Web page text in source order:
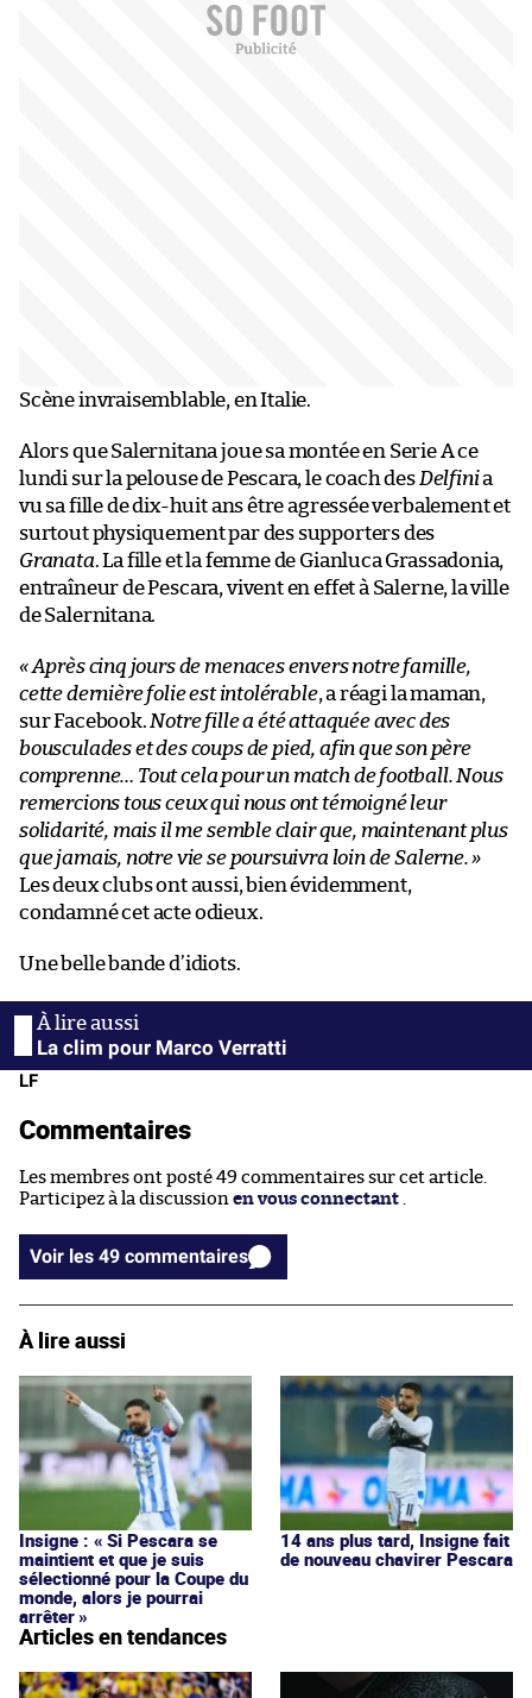
Scène invraisemblable, en Italie.
Alors que Salernitana joue sa montée en Serie A ce
lundi sur la pelouse de Pescara, le coach des Delfinia
vu sa fille de dix-huit ans être agressée verbalement et
surtout physiquement par des supporters des
Granata. La fille et la femme de Gianluca Grassadonia,
entraîneur de Pescara, vivent en effet à Salerne, la ville
de Salernitana.
« Après cinq jours de menaces envers notre famille,
cette dernière folie est intolérable, a réagi la maman,
sur Facebook. Notre fille a été attaquée avec des
bousculades et des coups de pied, afin que son père
comprenne… Tout cela pour un match de football. Nous
remercions tous ceux qui nous ont témoigné leur
solidarité, mais il me semble clair que, maintenant plus
que jamais, notre vie se poursuivra loin de Salerne. »
Les deux clubs ont aussi, bien évidemment,
condamné cet acte odieux.
Une belle bande d’idiots.
La clim pour Marco Verratti
LF
Commentaires
Les membres ont posté 49 commentaires sur cet article.
Participez à la discussion en vous connectant
Voir les 49 commentaires
À lire aussi
Insigne : « Si Pescara se
maintient et que je suis
sélectionné pour la Coupe du
monde, alors je pourrai
arrêter »
14 ans plus tard, Insigne fait
de nouveau chavirer Pescara
Articles en tendances